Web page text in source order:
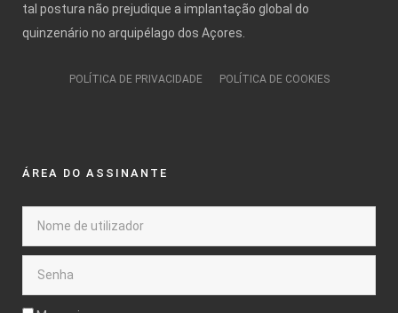
tal postura não prejudique a implantação global do
quinzenário no arquipélago dos Açores.
POLÍTICA DE PRIVACIDADE POLÍTICA DE COOKIES
ÁREA DO ASSINANTE